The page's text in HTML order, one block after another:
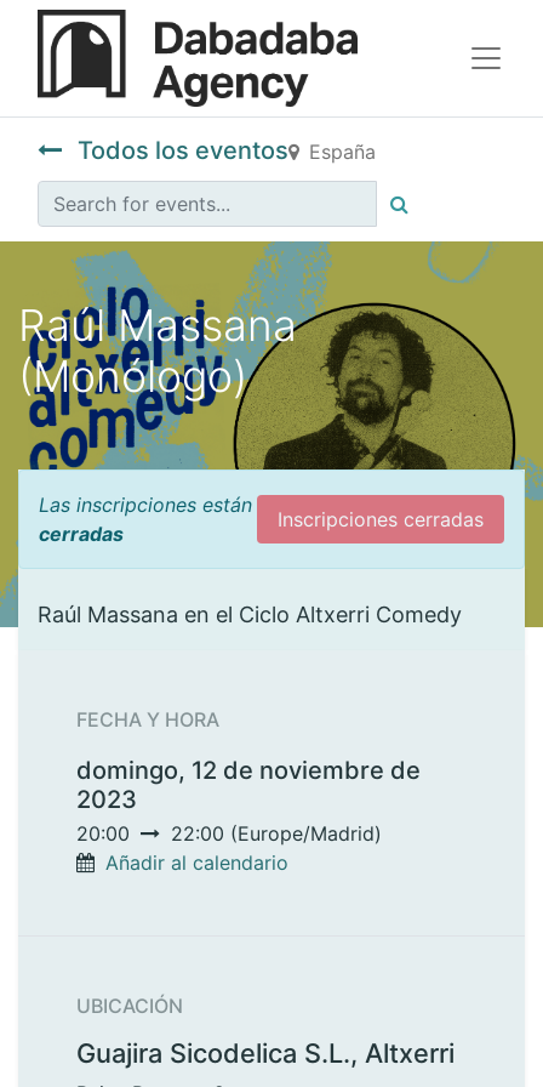
Todos los eventos España
Raúl Massana
(Monólogo)
Las inscripciones están
cerradas
Inscripciones cerradas
Raúl Massana en el Ciclo Altxerri Comedy
FECHA Y HORA
domingo, 12 de noviembre de
2023
20:00 22:00 (Europe/Madrid)
Añadir al calendario
UBICACIÓN
Guajira Sicodelica S.L., Altxerri